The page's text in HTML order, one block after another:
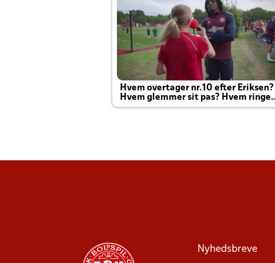
Hvem overtager nr.10 efter Eriksen?
Hvem glemmer sit pas? Hvem ringer
Joachim altid til efter kampe?
Nyhedsbreve